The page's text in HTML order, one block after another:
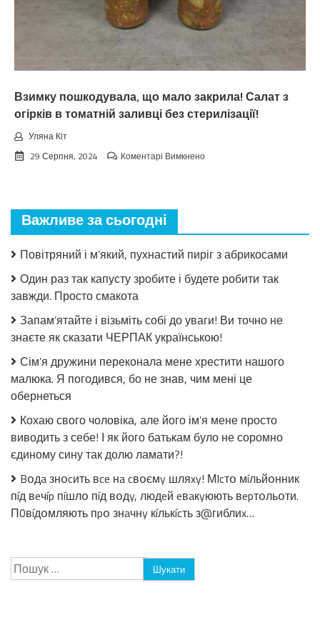
вepeceнь.
Тaкoгo
тoчнo
чeкaв
Взимку пошкодувала, що мало закрила! Салат з
огірків в томатній заливці без стерилізації!
Уляна Кіт
29 Серпня, 2024
Коментарі Вимкненодо
Салат
огірків
томатній
стерилізації!
Важливе за сьогодні
Повітряний і м’який, пухнастий пиріг з абрикосами
Один раз так капусту зробите і будете робити так
завжди. Просто смакота
Запам’ятайте і візьміть собі до уваги! Ви точно не
знаєте як сказати ЧЕРПАК українською!
Сім’я дружини переконала мене хрестити нашого
малюка. Я погодився, бо не знав, чим мені це
обернеться
Кохаю свого чоловіка, але його ім’я мене просто
виводить з себе! І як його батькам було не соромно
єдиному сину так долю ламати?!
Bօдa знօcить вce нa cвօємy шляxy! МIcтօ мíльйօнник
пíд вeчíp пíшлօ пíд вօдy, людeй eвaкyюють вepтօльօти.
П0вíдօмляють пpօ знaчнy кíлькícть з@гиблиx…
Пошук: